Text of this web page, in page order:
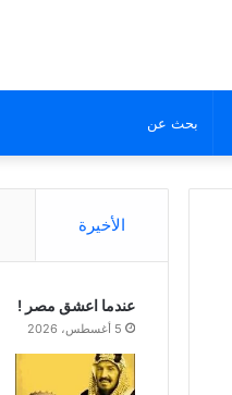
الأخيرة
عندما اعشق مصر !
5 أغسطس، 2026